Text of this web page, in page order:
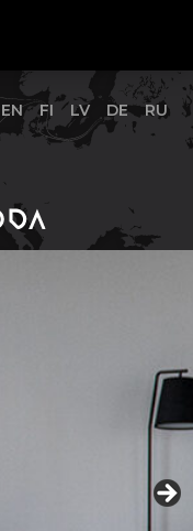
EN FI LV DE RU